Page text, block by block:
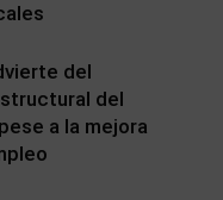
del
del
a la mejora